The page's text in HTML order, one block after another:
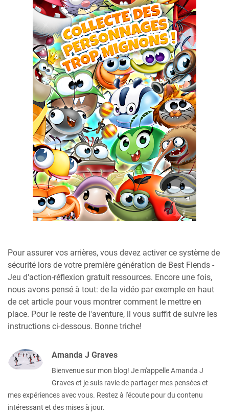
Pour assurer vos arrières, vous devez activer ce système de
sécurité lors de votre première génération de Best Fiends -
Jeu d'action-réflexion gratuit ressources. Encore une fois,
nous avons pensé à tout: de la vidéo par exemple en haut
de cet article pour vous montrer comment le mettre en
place. Pour le reste de l'aventure, il vous suffit de suivre les
instructions ci-dessous. Bonne triche!
Amanda J Graves
Bienvenue sur mon blog! Je m'appelle Amanda J
Graves et je suis ravie de partager mes pensées et
mes expériences avec vous. Restez à l'écoute pour du contenu
intéressant et des mises à jour.